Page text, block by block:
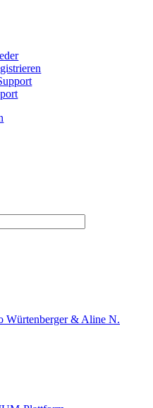
Würtenberger & Aline N.